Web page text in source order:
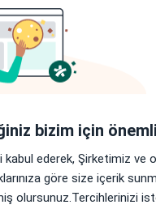
hizmet
Hemipleji
Hareket
a11y_sr_more_diseases
bizim için önemli
kabul ederek, Şirketimiz ve
göre size içerik
olursunuz.Tercihlerinizi